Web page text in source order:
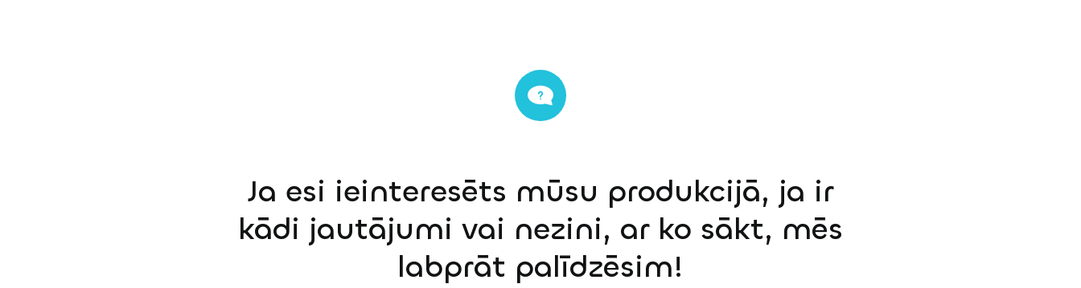
Ja esi ieinteresēts mūsu produkcijā, ja ir
kādi jautājumi vai nezini, ar ko sākt, mēs
labprāt palīdzēsim!